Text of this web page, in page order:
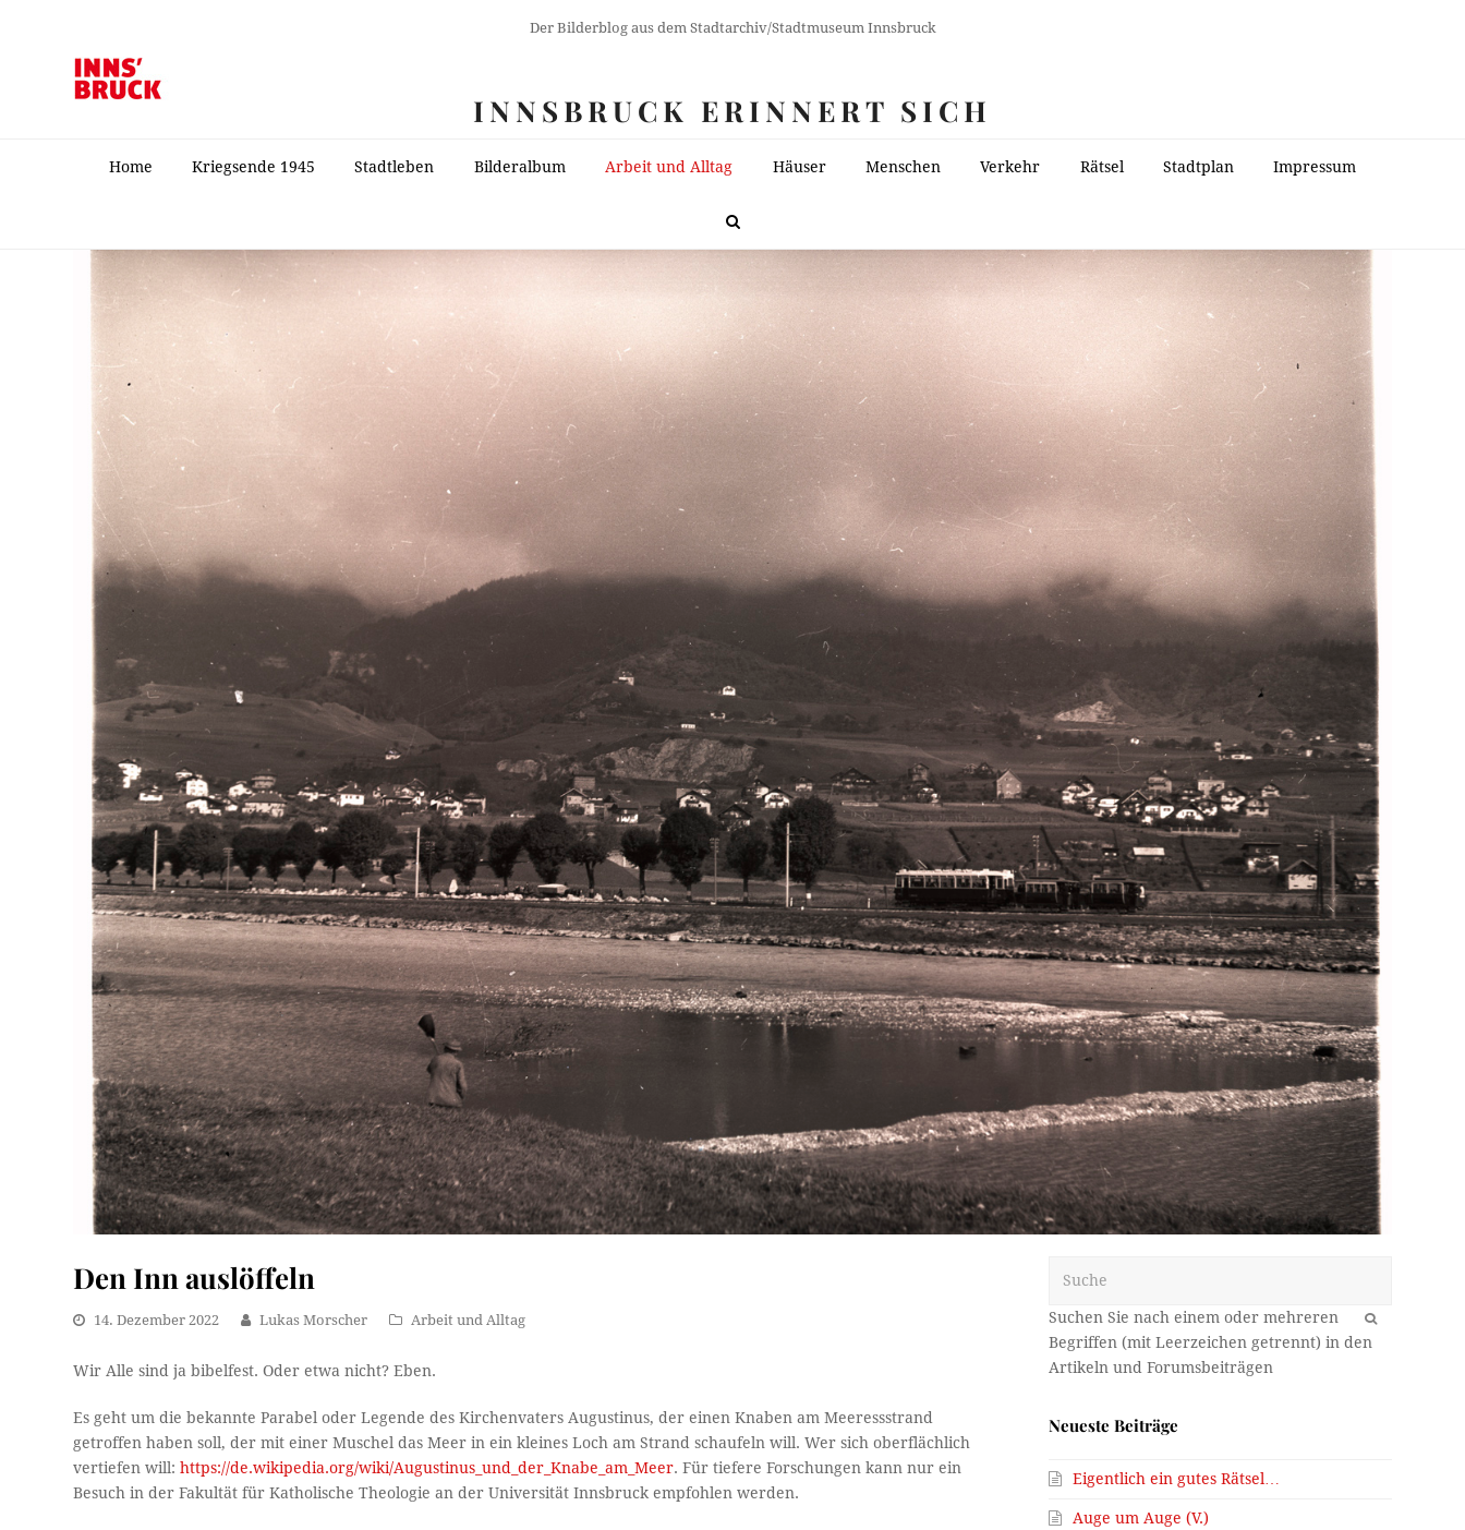
Der Bilderblog aus dem Stadtarchiv/Stadtmuseum Innsbruck
INNSBRUCK ERINNERT SICH
Home Kriegsende 1945 Stadtleben Bilderalbum Arbeit und Alltag Häuser Menschen Verkehr Rätsel Stadtplan Impressum
Den Inn auslöffeln
14. Dezember 2022 Lukas Morscher Arbeit und Alltag
Wir Alle sind ja bibelfest. Oder etwa nicht? Eben.
Es geht um die bekannte Parabel oder Legende des Kirchenvaters Augustinus, der einen Knaben am Meeressstrand
getroffen haben soll, der mit einer Muschel das Meer in ein kleines Loch am Strand schaufeln will. Wer sich oberflächlich
vertiefen will:https://de.wikipedia.org/wiki/Augustinus_und_der_Knabe_am_Meer. Für tiefere Forschungen kann nur ein
Besuch in der Fakultät für Katholische Theologie an der Universität Innsbruck empfohlen werden.
OK
Neueste Beiträge
Eigentlich ein gutes Rätsel…
Auge um Auge (V.)